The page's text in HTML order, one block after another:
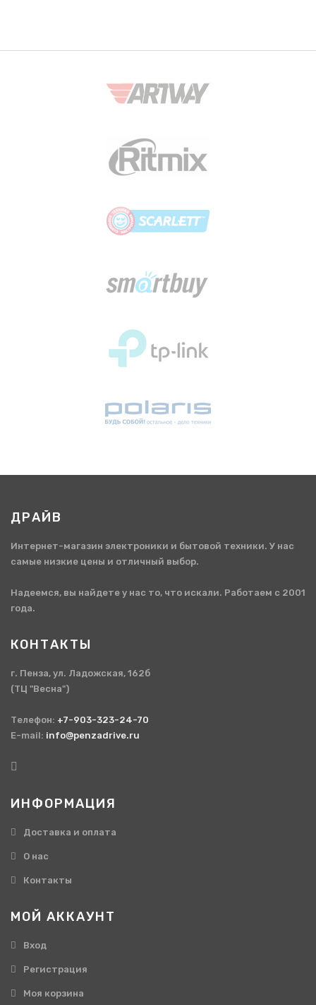
ДРАЙВ
Интернет-магазин электроники и бытовой техники. У нас
самые низкие цены и отличный выбор.
Надеемся, вы найдете у нас то, что искали. Работаем с 2001
года.
КОНТАКТЫ
г. Пенза, ул. Ладожская, 162б
(ТЦ "Весна")
Телефон: +7-903-323-24-70
E-mail: info@penzadrive.ru
ИНФОРМАЦИЯ
Доставка и оплата
О нас
Контакты
МОЙ АККАУНТ
Вход
Регистрация
Моя корзина